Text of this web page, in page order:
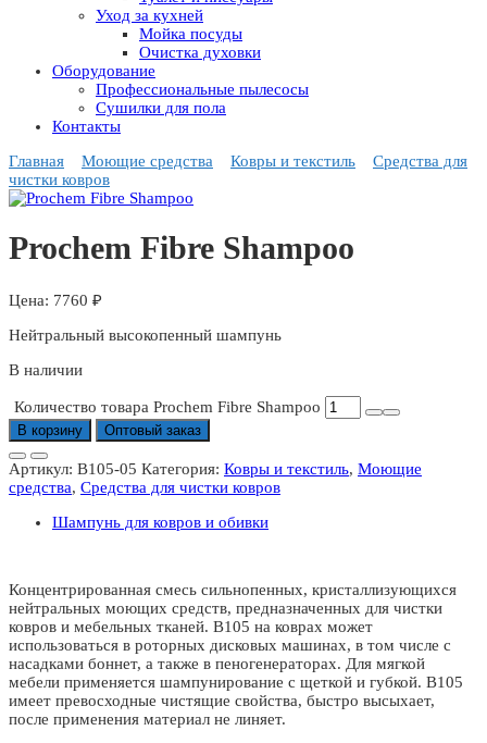
Уход за кухней
Мойка посуды
Очистка духовки
Оборудование
Профессиональные пылесосы
Сушилки для пола
Контакты
Главная
Моющие средства Ковры и текстиль
Средства для
чистки ковров
Prochem Fibre Shampoo
7760 ₽
Нейтральный высокопенный шампунь
В наличии
Количество товара Prochem Fibre Shampoo
В корзину Оптовый заказ
Артикул: B105-05 Категория: Ковры и текстиль, Моющие
средства, Средства для чистки ковров
Шампунь для ковров и обивки
Концентрированная смесь сильнопенных, кристаллизующихся
нейтральных моющих средств, предназначенных для чистки
ковров и мебельных тканей. В105 на коврах может
использоваться в роторных дисковых машинах, в том числе с
насадками боннет, а также в пеногенераторах. Для мягкой
мебели применяется шампунирование с щеткой и губкой. В105
имеет превосходные чистящие свойства, быстро высыхает,
после применения материал не линяет.